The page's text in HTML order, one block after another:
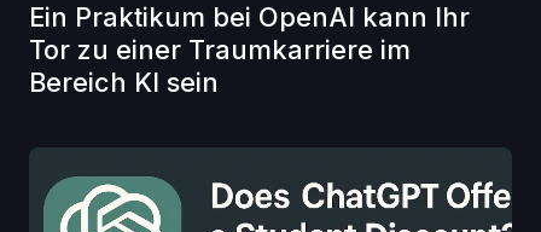
Ein Praktikum bei OpenAI kann Ihr
Tor zu einer Traumkarriere im
Bereich KI sein